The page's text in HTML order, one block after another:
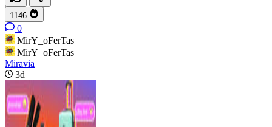
1146
0
MirY_oFerTas
MirY_oFerTas
Miravia
3d